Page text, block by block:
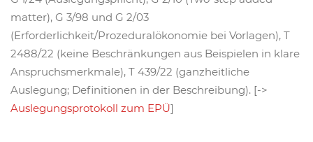
matter), G 3/98 und G 2/03
(Erforderlichkeit/Prozeduralökonomie bei Vorlagen), T
2488/22 (keine Beschränkungen aus Beispielen in klare
Anspruchsmerkmale), T 439/22 (ganzheitliche
Auslegung; Definitionen in der Beschreibung). [->
Auslegungsprotokoll zum EPÜ]